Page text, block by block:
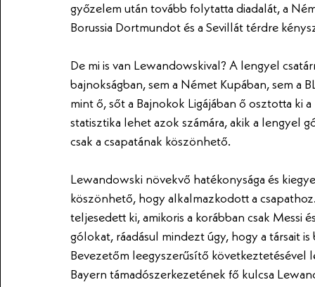
győzelem után tovább folytatta diadalát, a
Borussia Dortmundot és a Sevillát térdre
De mi is van Lewandowskival? A lengyel
bajnokságban, sem a Német Kupában, sem
mint ő, sőt a Bajnokok Ligájában ő osztotta ki
statisztika lehet azok számára, akik a lengyel
csak a csapatának köszönhető.
Lewandowski növekvő hatékonysága és
köszönhető, hogy alkalmazkodott a
teljesedett ki, amikoris a korábban csak
gólokat, ráadásul mindezt úgy, hogy a társait
Bevezetőm leegyszerűsítő
Bayern támadószerkezetének fő kulcsa